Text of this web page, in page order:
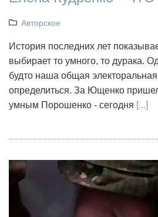
Авторское
История последних лет
выбирает то умного, то дурака.
будто наша общая
определиться. За Ющенко
умным Порошенко - сегодня [...]